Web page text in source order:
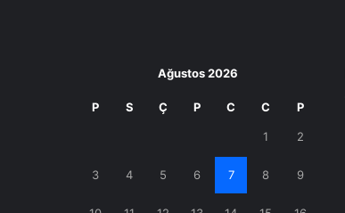
Ağustos 2026
P S Ç P C C P
1 2
3 4 5 6 7 8 9